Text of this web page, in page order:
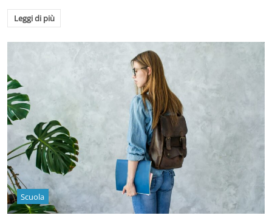
Leggi di più
Scuola